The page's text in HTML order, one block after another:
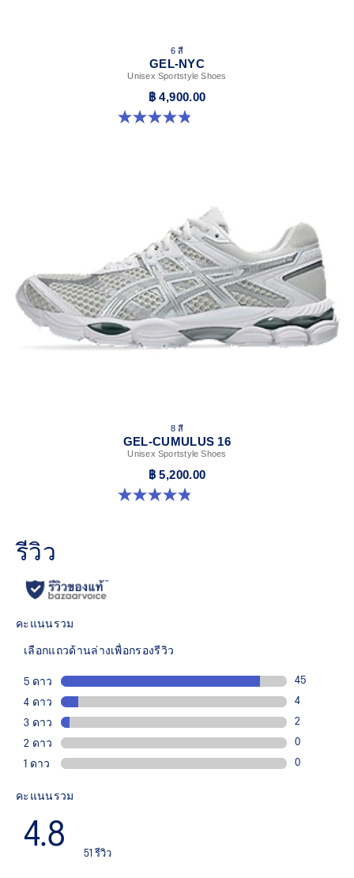
6 สี
GEL-NYC
Unisex Sportstyle Shoes
฿ 4,900.00
4.8 จาก 5 ดาว 1675 รีวิว
8 สี
GEL-CUMULUS 16
Unisex Sportstyle Shoes
฿ 5,200.00
4.8 จาก 5 ดาว 224 รีวิว